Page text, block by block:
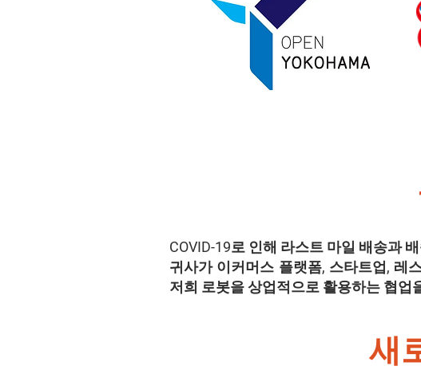
COVID-19로 인해 라스트 마일 배송과
귀사가 이커머스 플랫폼, 스타트업, 레
저희 로봇을 상업적으로 활용하는 협업
새